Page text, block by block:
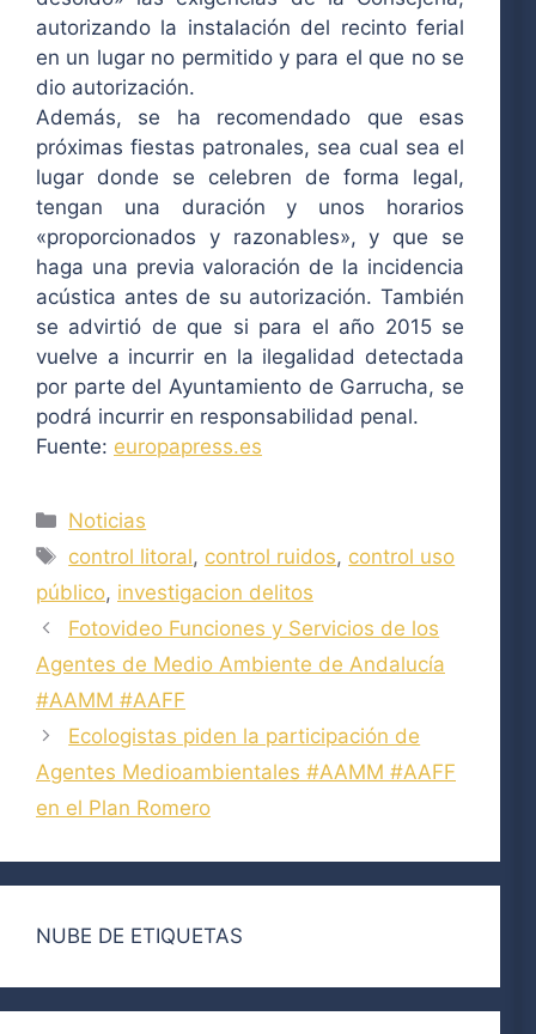
autorizando la instalación del recinto ferial
en un lugar no permitido y para el que no se
dio autorización.
Además, se ha recomendado que esas
próximas fiestas patronales, sea cual sea el
lugar donde se celebren de forma legal,
tengan una duración y unos horarios
«proporcionados y razonables», y que se
haga una previa valoración de la incidencia
acústica antes de su autorización. También
se advirtió de que si para el año 2015 se
vuelve a incurrir en la ilegalidad detectada
por parte del Ayuntamiento de Garrucha, se
podrá incurrir en responsabilidad penal.
Fuente: europapress.es
Categorías
Noticias
Etiquetas
control litoral, control ruidos, control uso
público, investigacion delitos
Fotovideo Funciones y Servicios de los
Agentes de Medio Ambiente de Andalucía
#AAMM #AAFF
Ecologistas piden la participación de
Agentes Medioambientales #AAMM #AAFF
en el Plan Romero
NUBE DE ETIQUETAS